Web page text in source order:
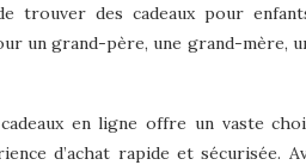
trouver des cadeaux pour
un grand-père, une grand-mère,
en ligne offre un vaste
d’achat rapide et sécurisée.